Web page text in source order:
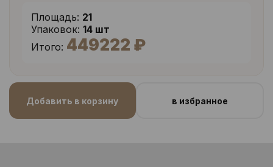
Площадь: 21
Упаковок: 14 шт
Итого: 449222 ₽
Добавить в корзину в избранное